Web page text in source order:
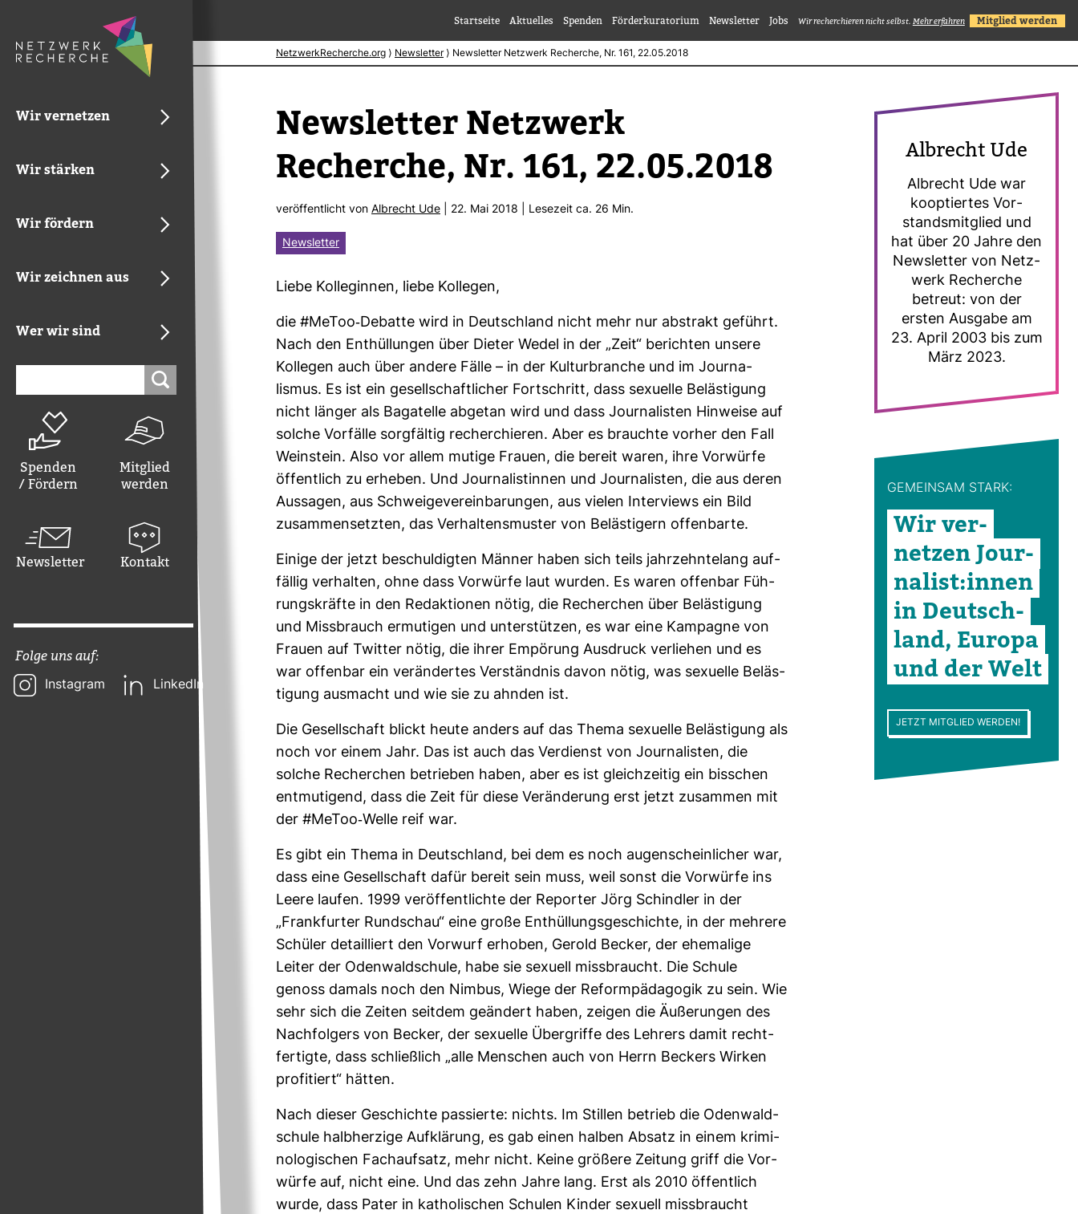
Wir vernetzen
Wir stärken
Wir fördern
Wir zeichnen aus
Wer wir sind
Spenden
/ Fördern
Mitglied
werden
Newsletter Kontakt
Folge uns auf:
Instagram LinkedIn
Startseite Aktuelles Spenden Förderkuratorium Newsletter Jobs Wir recherchieren nicht selbst. Mehr erfahren Mitglied werden
NetzwerkRecherche.org ⟩ Newsletter⟩ Newsletter Netzwerk Recherche, Nr. 161, 22.05.2018
News­letter Netz­werk
Recherche, Nr. 161, 22.05.2018
ver­öf­fent­licht von Albrecht Ude | 22. Mai 2018 | Lese­zeit ca. 26 Min.
Newsletter
Liebe Kol­le­ginnen, liebe Kol­legen,
die #MeToo-​Debatte wird in Deutsch­land nicht mehr nur abs­trakt geführt.
Nach den Ent­hül­lungen über Dieter Wedel in der „Zeit“ berichten unsere
Kol­legen auch über andere Fälle – in der Kul­tur­branche und im Jour­na­
lismus. Es ist ein gesell­schaft­li­cher Fort­schritt, dass sexu­elle Beläs­ti­gung
nicht länger als Baga­telle abgetan wird und dass Jour­na­listen Hin­weise auf
solche Vor­fälle sorg­fältig recher­chieren. Aber es brauchte vorher den Fall
Wein­stein. Also vor allem mutige Frauen, die bereit waren, ihre Vor­würfe
öffent­lich zu erheben. Und Jour­na­lis­tinnen und Jour­na­listen, die aus deren
Aus­sagen, aus Schwei­ge­ver­ein­ba­rungen, aus vielen Inter­views ein Bild
zusam­men­setzten, das Ver­hal­tens­muster von Beläs­ti­gern offen­barte.
Einige der jetzt beschul­digten Männer haben sich teils jahr­zehn­te­lang auf­
fällig ver­halten, ohne dass Vor­würfe laut wurden. Es waren offenbar Füh­
rungs­kräfte in den Redak­tionen nötig, die Recher­chen über Beläs­ti­gung
und Miss­brauch ermu­tigen und unter­stützen, es war eine Kam­pagne von
Frauen auf Twitter nötig, die ihrer Empö­rung Aus­druck ver­liehen und es
war offenbar ein ver­än­dertes Ver­ständnis davon nötig, was sexu­elle Beläs­
ti­gung aus­macht und wie sie zu ahnden ist.
Die Gesell­schaft blickt heute anders auf das Thema sexu­elle Beläs­ti­gung als
noch vor einem Jahr. Das ist auch das Ver­dienst von Jour­na­listen, die
solche Recher­chen betrieben haben, aber es ist gleich­zeitig ein biss­chen
ent­mu­ti­gend, dass die Zeit für diese Ver­än­de­rung erst jetzt zusammen mit
der #MeToo-​Welle reif war.
Es gibt ein Thema in Deutsch­land, bei dem es noch augen­schein­li­cher war,
dass eine Gesell­schaft dafür bereit sein muss, weil sonst die Vor­würfe ins
Leere laufen. 1999 ver­öf­fent­lichte der Reporter Jörg Schindler in der
„Frank­furter Rund­schau“ eine große Ent­hül­lungs­ge­schichte, in der meh­rere
Schüler detail­liert den Vor­wurf erhoben, Gerold Becker, der ehe­ma­lige
Leiter der Oden­wald­schule, habe sie sexuell miss­braucht. Die Schule
genoss damals noch den Nimbus, Wiege der Reform­päd­agogik zu sein. Wie
sehr sich die Zeiten seitdem geän­dert haben, zeigen die Äuße­rungen des
Nach­fol­gers von Becker, der sexu­elle Über­griffe des Leh­rers damit recht­
fer­tigte, dass schließ­lich „alle Men­schen auch von Herrn Beckers Wirken
pro­fi­tiert“ hätten.
Nach dieser Geschichte pas­sierte: nichts. Im Stillen betrieb die Oden­wald­
schule halb­her­zige Auf­klä­rung, es gab einen halben Absatz in einem kri­mi­
no­lo­gi­schen Fach­auf­satz, mehr nicht. Keine grö­ßere Zei­tung griff die Vor­
würfe auf, nicht eine. Und das zehn Jahre lang. Erst als 2010 öffent­lich
wurde, dass Pater in katho­li­schen Schulen Kinder sexuell miss­braucht
Albrecht Ude
Albrecht Ude war
koop­tiertes Vor­
stands­mit­glied und
hat über 20 Jahre den
News­letter von Netz­
werk Recherche
betreut: von der
ersten Aus­gabe am
23. April 2003 bis zum
März 2023.
GEMEINSAM STARK:
Wir ver­
netzen Jour­
na­list:innen
in Deutsch­
land, Europa
und der Welt
JETZT MITGLIED WERDEN!